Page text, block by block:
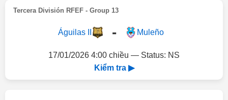
Tercera División RFEF - Group 13
Águilas II - Muleño
17/01/2026 4:00 chiều — Status: NS
Kiểm tra ▶